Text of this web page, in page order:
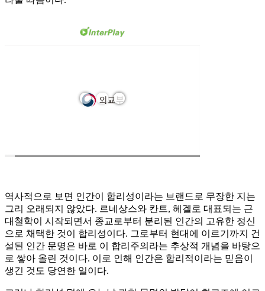
역사적으로 보면 인간이 합리성이라는 브랜드로 무장한 지는
그리 오래되지 않았다. 르네상스와 칸트, 헤겔로 대표되는 근
대철학이 시작되면서 종교로부터 분리된 인간의 고유한 정신
으로 채택한 것이 합리성이다. 그로부터 현대에 이르기까지 건
설된 인간 문명은 바로 이 합리주의라는 추상적 개념을 바탕으
로 쌓아 올린 것이다. 이로 인해 인간은 합리적이라는 믿음이
생긴 것도 당연한 일이다.